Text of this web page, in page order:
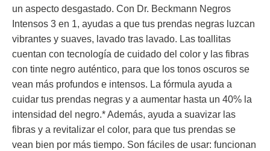
un aspecto desgastado. Con Dr. Beckmann Negros
Intensos 3 en 1, ayudas a que tus prendas negras luzcan
vibrantes y suaves, lavado tras lavado. Las toallitas
cuentan con tecnología de cuidado del color y las fibras
con tinte negro auténtico, para que los tonos oscuros se
vean más profundos e intensos. La fórmula ayuda a
cuidar tus prendas negras y a aumentar hasta un 40% la
intensidad del negro.* Además, ayuda a suavizar las
fibras y a revitalizar el color, para que tus prendas se
vean bien por más tiempo. Son fáciles de usar: funcionan